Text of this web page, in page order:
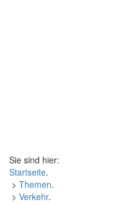
Sie sind hier:
Startseite.
> Themen.
> Verkehr.